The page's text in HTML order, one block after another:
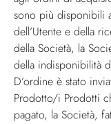
sono più disponibili
dell’Utente e della
della Società, la
della indisponibilità
D’ordine è stato
Prodotto/i Prodotti
pagato, la Società,